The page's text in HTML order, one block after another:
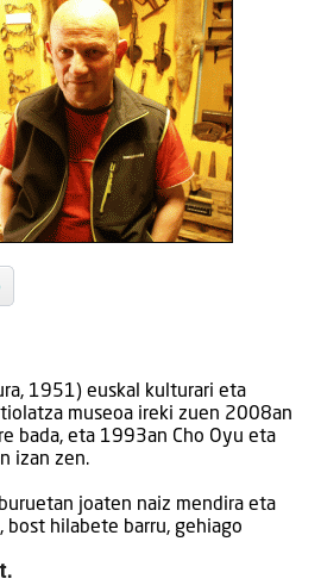
1951) euskal kulturari eta
museoa ireki zuen 2008an
bada, eta 1993an Cho Oyu eta
izan zen.
joaten naiz mendira eta
bost hilabete barru, gehiago